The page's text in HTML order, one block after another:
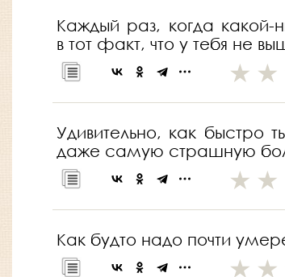
Каждый раз, когда какой-
в тот факт, что у тебя не
Удивительно, как быстро
даже самую страшную боль.
Как будто надо почти